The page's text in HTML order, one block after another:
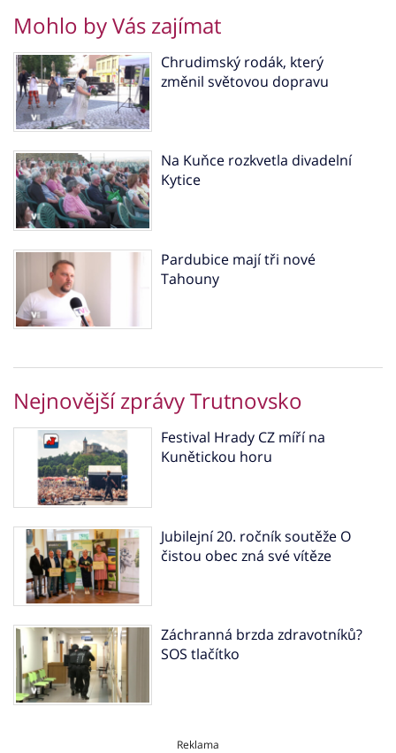
Mohlo by Vás zajímat
Chrudimský rodák, který
změnil světovou dopravu
Na Kuňce rozkvetla divadelní
Kytice
Pardubice mají tři nové
Tahouny
Nejnovější zprávy Trutnovsko
Festival Hrady CZ míří na
Kunětickou horu
Jubilejní 20. ročník soutěže O
čistou obec zná své vítěze
Záchranná brzda zdravotníků?
SOS tlačítko
Reklama